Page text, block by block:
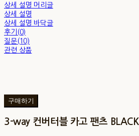
상세 설명 머리글
상세 설명
상세 설명 바닥글
후기(0)
질문(10)
관련 상품
구매하기
3-way 컨버터블 카고 팬츠 BLACK